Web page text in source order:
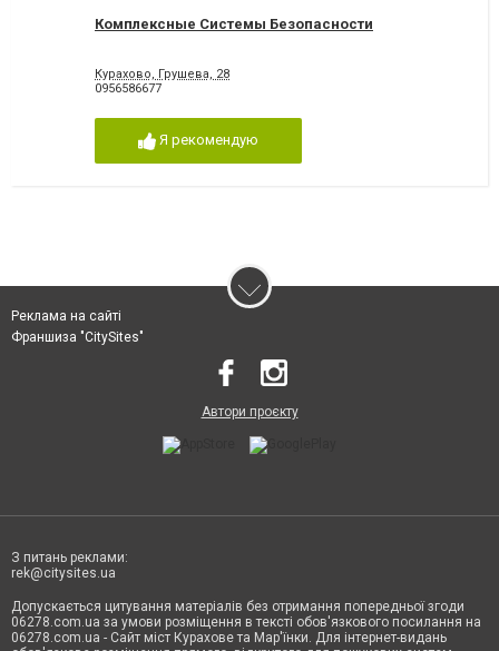
Комплексные Системы Безопасности
Курахово, Грушева, 28
0956586677
Я рекомендую
Реклама на сайті
Франшиза "CitySites"
Автори проєкту
З питань реклами:
rek@citysites.ua
Допускається цитування матеріалів без отримання попередньої згоди
06278.com.ua за умови розміщення в тексті обов'язкового посилання на
06278.com.ua - Сайт міст Курахове та Мар'їнки. Для інтернет-видань